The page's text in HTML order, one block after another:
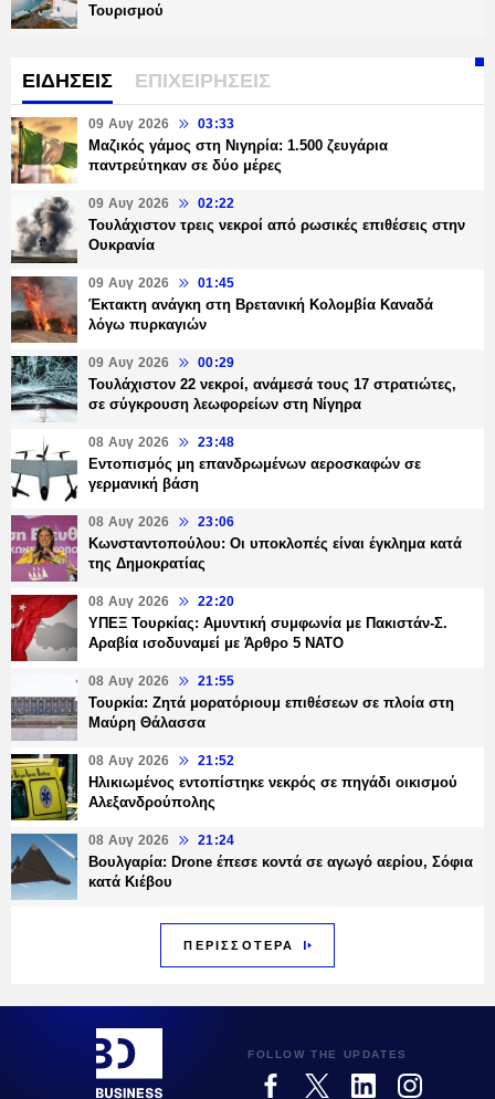
Τουρισμού
ΕΙΔΗΣΕΙΣ ΕΠΙΧΕΙΡΗΣΕΙΣ
09 Αυγ 2026 03:33
Μαζικός γάμος στη Νιγηρία: 1.500 ζευγάρια
παντρεύτηκαν σε δύο μέρες
09 Αυγ 2026 02:22
Τουλάχιστον τρεις νεκροί από ρωσικές επιθέσεις στην
Ουκρανία
09 Αυγ 2026 01:45
Έκτακτη ανάγκη στη Βρετανική Κολομβία Καναδά
λόγω πυρκαγιών
09 Αυγ 2026 00:29
Τουλάχιστον 22 νεκροί, ανάμεσά τους 17 στρατιώτες,
σε σύγκρουση λεωφορείων στη Νίγηρα
08 Αυγ 2026 23:48
Εντοπισμός μη επανδρωμένων αεροσκαφών σε
γερμανική βάση
08 Αυγ 2026 23:06
Κωνσταντοπούλου: Οι υποκλοπές είναι έγκλημα κατά
της Δημοκρατίας
08 Αυγ 2026 22:20
ΥΠΕΞ Τουρκίας: Αμυντική συμφωνία με Πακιστάν-Σ.
Αραβία ισοδυναμεί με Άρθρο 5 NATO
08 Αυγ 2026 21:55
Τουρκία: Ζητά μορατόριουμ επιθέσεων σε πλοία στη
Μαύρη Θάλασσα
08 Αυγ 2026 21:52
Ηλικιωμένος εντοπίστηκε νεκρός σε πηγάδι οικισμού
Αλεξανδρούπολης
08 Αυγ 2026 21:24
Βουλγαρία: Drone έπεσε κοντά σε αγωγό αερίου, Σόφια
κατά Κιέβου
ΠΕΡΙΣΣΟΤΕΡΑ
FOLLOW THE UPDATES